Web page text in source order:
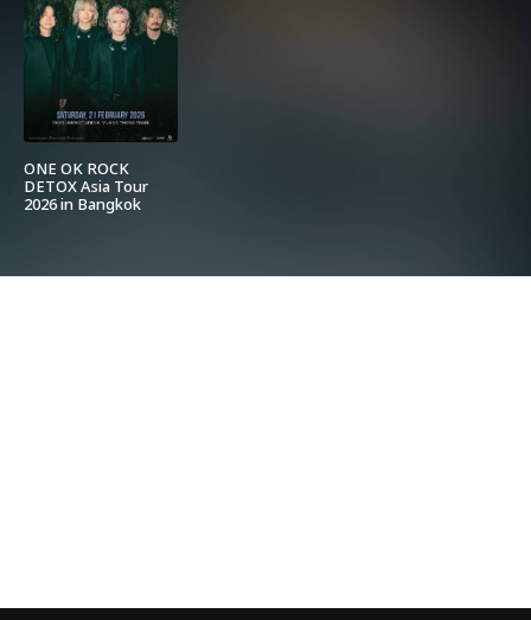
ONE OK ROCK
DETOX Asia Tour
2026 in Bangkok